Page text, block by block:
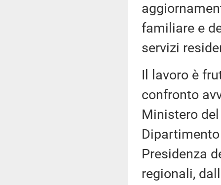
familiare e
servizi
Il lavoro è
confronto
Ministero
Presidenza
regionali,